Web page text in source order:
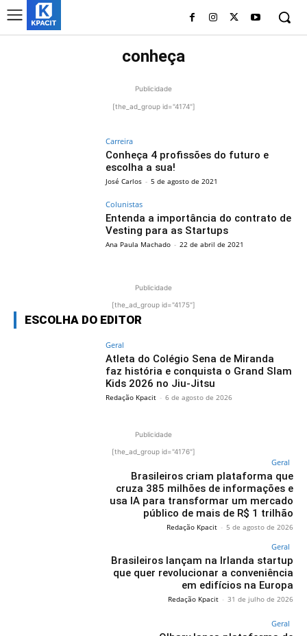
conheça
Publicidade
[the_ad_group id="4174"]
Carreira
Conheça 4 profissões do futuro e
escolha a sua!
José Carlos - 5 de agosto de 2021
Colunistas
Entenda a importância do contrato de
Vesting para as Startups
Ana Paula Machado - 22 de abril de 2021
Publicidade
[the_ad_group id="4175"]
ESCOLHA DO EDITOR
Geral
Atleta do Colégio Sena de Miranda
faz história e conquista o Grand Slam
Kids 2026 no Jiu-Jitsu
Redação Kpacit - 6 de agosto de 2026
Publicidade
[the_ad_group id="4176"]
Geral
Brasileiros criam plataforma que
cruza 385 milhões de informações e
usa IA para transformar um mercado
público de mais de R$ 1 trilhão
Redação Kpacit - 5 de agosto de 2026
Geral
Brasileiros lançam na Irlanda startup
que quer revolucionar a conveniência
em edifícios na Europa
Redação Kpacit - 31 de julho de 2026
Geral